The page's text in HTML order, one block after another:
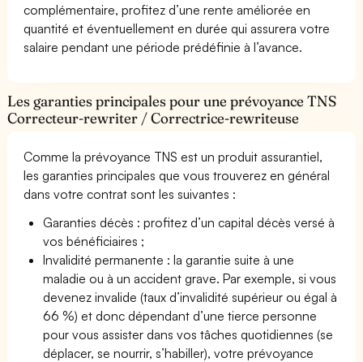
complémentaire, profitez d’une rente améliorée en
quantité et éventuellement en durée qui assurera votre
salaire pendant une période prédéfinie à l’avance.
Les garanties principales pour une prévoyance TNS
Correcteur-rewriter / Correctrice-rewriteuse
Comme la prévoyance TNS est un produit assurantiel,
les garanties principales que vous trouverez en général
dans votre contrat sont les suivantes :
Garanties décès : profitez d’un capital décès versé à
vos bénéficiaires ;
Invalidité permanente : la garantie suite à une
maladie ou à un accident grave. Par exemple, si vous
devenez invalide (taux d’invalidité supérieur ou égal à
66 %) et donc dépendant d’une tierce personne
pour vous assister dans vos tâches quotidiennes (se
déplacer, se nourrir, s’habiller), votre prévoyance